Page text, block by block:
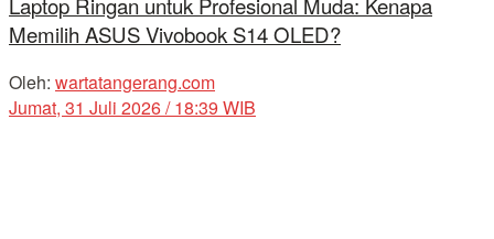
Laptop Ringan untuk Profesional Muda: Kenapa
Memilih ASUS Vivobook S14 OLED?
Oleh: wartatangerang.com
Jumat, 31 Juli 2026 / 18:39 WIB